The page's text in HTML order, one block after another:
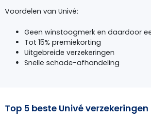
Voordelen van Univé:
Geen winstoogmerk en daardoor
Tot 15% premiekorting
Uitgebreide verzekeringen
Snelle schade-afhandeling
Top 5 beste Univé verzekeringen